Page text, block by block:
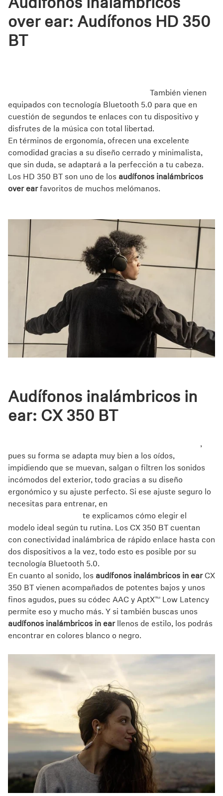
Audífonos inalámbricos
over ear: Audífonos HD 350
BT
También vienen
equipados con tecnología Bluetooth 5.0 para que en
cuestión de segundos te enlaces con tu dispositivo y
disfrutes de la música con total libertad.
En términos de ergonomía, ofrecen una excelente
comodidad gracias a su diseño cerrado y minimalista,
que sin duda, se adaptará a la perfección a tu cabeza.
Los HD 350 BT son uno de los audífonos inalámbricos
over earfavoritos de muchos melómanos.
Audífonos inalámbricos in
ear: CX 350 BT
,
pues su forma se adapta muy bien a los oídos,
impidiendo que se muevan, salgan o filtren los sonidos
incómodos del exterior, todo gracias a su diseño
ergonómico y su ajuste perfecto. Si ese ajuste seguro lo
necesitas para entrenar, en
te explicamos cómo elegir el
modelo ideal según tu rutina. Los CX 350 BT cuentan
con conectividad inalámbrica de rápido enlace hasta con
dos dispositivos a la vez, todo esto es posible por su
tecnología Bluetooth 5.0.
En cuanto al sonido, los audífonos inalámbricos in earCX
350 BT vienen acompañados de potentes bajos y unos
finos agudos, pues su códec AAC y AptX™ Low Latency
permite eso y mucho más. Y si también buscas unos
audífonos inalámbricos in earllenos de estilo, los podrás
encontrar en colores blanco o negro.